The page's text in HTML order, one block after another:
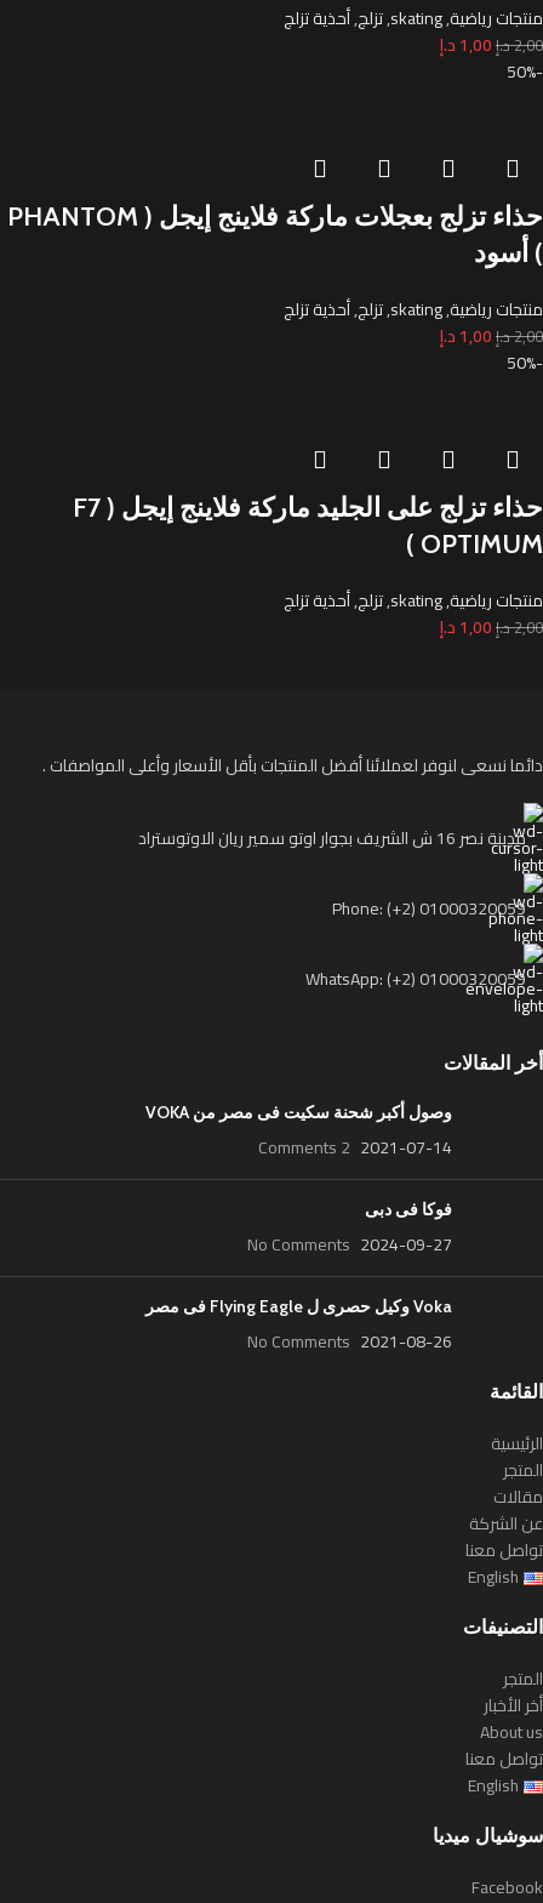
منتجات رياضية,
skating
,تزلج,أحذية تزلج
2,00د.إ1,00د.إ
-50%
حذاء تزلج بعجلات ماركة فلاينج إيجل ( PHANTOM
) أسود
منتجات رياضية,
skating
,تزلج,أحذية تزلج
2,00د.إ1,00د.إ
-50%
حذاء تزلج على الجليد ماركة فلاينج إيجل ( F7
OPTIMUM )
منتجات رياضية,
skating
,تزلج,أحذية تزلج
2,00د.إ1,00د.إ
دائما نسعى لنوفر لعملائنا أفضل المنتجات بأقل الأسعار وأعلى المواصفات .
مدينة نصر 16 ش الشريف بجوار اوتو سمير ريان الاوتوستراد
Phone: (+2) 01000320059
WhatsApp: (+2) 01000320059
أخر المقالات
وصول أكبر شحنة سكيت فى مصر من VOKA
2021-07-14
2 Comments
فوكا فى دبى
2024-09-27
No Comments
Voka وكيل حصرى ل Flying Eagle فى مصر
2021-08-26
No Comments
القائمة
الرئيسية
المتجر
مقالات
عن الشركة
تواصل معنا
English
التصنيفات
المتجر
أخر الأخبار
About us
تواصل معنا
English
سوشيال ميديا
Facebook